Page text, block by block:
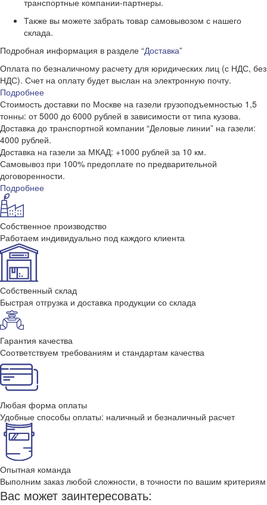
транспортные компании-партнеры.
Также вы можете забрать товар самовывозом с нашего
склада.
Подробная информация в разделе “Доставка”
Оплата по безналичному расчету для юридических лиц (с НДС, без
НДС). Счет на оплату будет выслан на электронную почту.
Подробнее
Стоимость доставки по Москве на газели грузоподъемностью 1,5
тонны: от 5000 до 6000 рублей в зависимости от типа кузова.
Доставка до транспортной компании “Деловые линии” на газели:
4000 рублей.
Доставка на газели за МКАД: +1000 рублей за 10 км.
Самовывоз при 100% предоплате по предварительной
договоренности.
Подробнее
Собственное производство
Работаем индивидуально под каждого клиента
Собственный склад
Быстрая отгрузка и доставка продукции со склада
Гарантия качества
Соответствуем требованиям и стандартам качества
Любая форма оплаты
Удобные способы оплаты: наличный и безналичный расчет
Опытная команда
Выполним заказ любой сложности, в точности по вашим критериям
Вас может заинтересовать: